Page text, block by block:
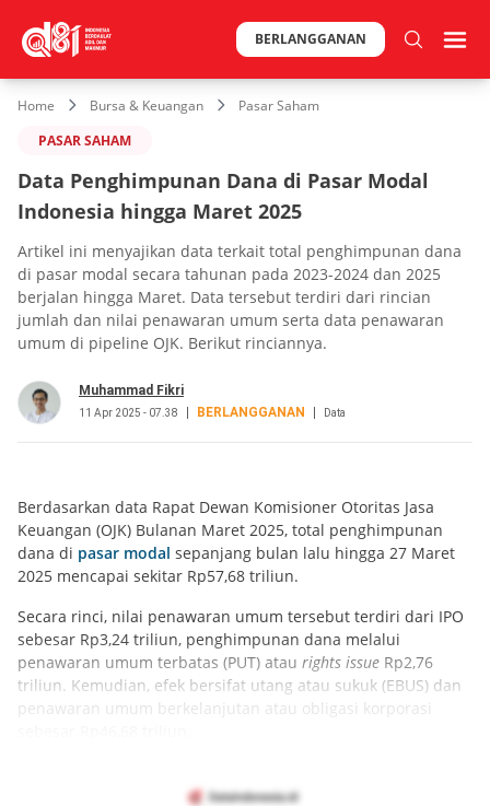
BERLANGGANAN
Home Bursa & Keuangan
Pasar Saham
PASAR SAHAM
Data Penghimpunan Dana di Pasar Modal
Indonesia hingga Maret 2025
Artikel ini menyajikan data terkait total penghimpunan dana
di pasar modal secara tahunan pada 2023-2024 dan 2025
berjalan hingga Maret. Data tersebut terdiri dari rincian
jumlah dan nilai penawaran umum serta data penawaran
umum di pipeline OJK. Berikut rinciannya.
Muhammad Fikri
11 Apr 2025 - 07.38 BERLANGGANAN Data
Berdasarkan data Rapat Dewan Komisioner Otoritas Jasa
Keuangan (OJK) Bulanan Maret 2025, total penghimpunan
dana di pasar modal sepanjang bulan lalu hingga 27 Maret
2025 mencapai sekitar Rp57,68 triliun.
Secara rinci, nilai penawaran umum tersebut terdiri dari IPO
sebesar Rp3,24 triliun, penghimpunan dana melalui
penawaran umum terbatas (PUT) atau rights issue Rp2,76
triliun. Kemudian, efek bersifat utang atau sukuk (EBUS) dan
penawaran umum berkelanjutan atau obligasi korporasi